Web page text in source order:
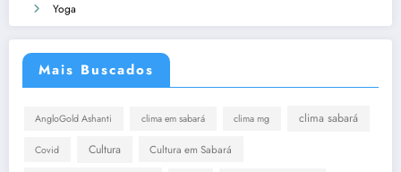
Yoga
Mais Buscados
AngloGold Ashanti clima em sabará clima mg clima sabará
Covid Cultura Cultura em Sabará